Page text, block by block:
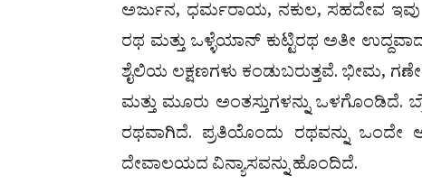
ಅರ್ಜುನ, ಧರ್ಮರಾಯ, ನಕುಲ, ಸಹದೇವ
ರಥ ಮತ್ತು ಒಳ್ಳೆಯಾನ್ ಕುಟ್ಟಿರಥ ಅತೀ
ಶೈಲಿಯ ಲಕ್ಷಣಗಳು ಕಂಡುಬರುತ್ತವೆ. ಭೀಮ,
ಮತ್ತು ಮೂರು ಅಂತಸ್ತುಗಳನ್ನು ಒಳಗೊಂಡಿದೆ.
ರಥವಾಗಿದೆ. ಪ್ರತಿಯೊಂದು ರಥವನ್ನು
ದೇವಾಲಯದ ವಿನ್ಯಾಸವನ್ನು ಹೊಂದಿದೆ.